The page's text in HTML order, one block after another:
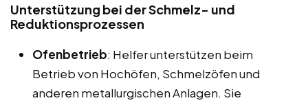
Unterstützung bei der Schmelz- und
Reduktionsprozessen
Ofenbetrieb: Helfer unterstützen beim
Betrieb von Hochöfen, Schmelzöfen und
anderen metallurgischen Anlagen. Sie